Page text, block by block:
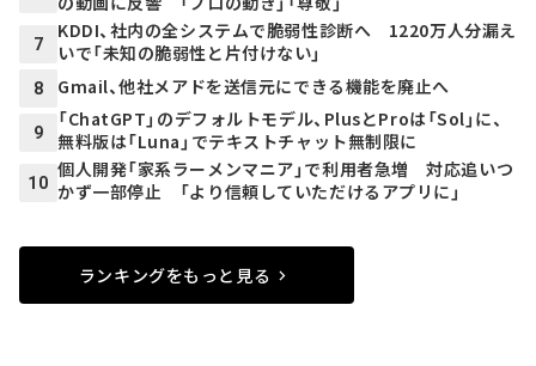
7
KDDI、社内の全システムで脆弱性診断へ 1220万人分漏え
いで「未知の脆弱性と片付けない」
8 Gmail、他社メアドを送信元にできる機能を廃止へ
9
「ChatGPT」のデフォルトモデル、PlusとProは「Sol」に、
無料版は「Luna」でテキストチャット無制限に
10
個人開発「家系ラーメンマニア」で利用者急増 対応追いつ
かず一部停止 「より信頼していただけるアプリに」
ランキングをもっと見る